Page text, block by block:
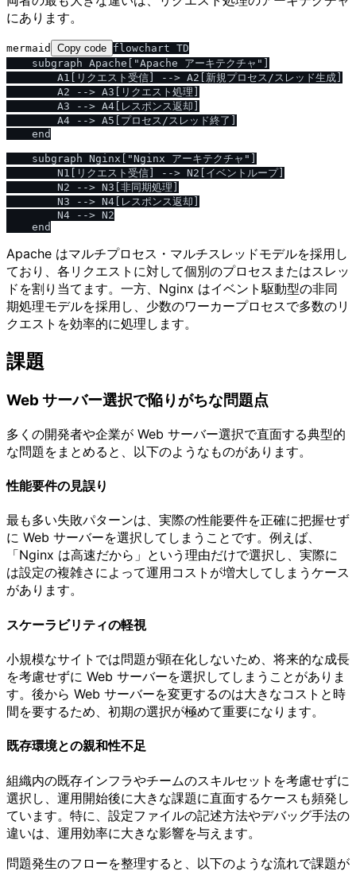
にあります。
mermaid Copy code flowchart TD
    subgraph Apache["Apache アーキテクチャ"]
        A1[リクエスト受信] --> A2[新規プロセス/スレッド生成]
        A2 --> A3[リクエスト処理]
        A3 --> A4[レスポンス返却]
        A4 --> A5[プロセス/スレッド終了]
    end
    subgraph Nginx["Nginx アーキテクチャ"]
        N1[リクエスト受信] --> N2[イベントループ]
        N2 --> N3[非同期処理]
        N3 --> N4[レスポンス返却]
        N4 --> N2
Apache はマルチプロセス・マルチスレッドモデルを採用し
ており、各リクエストに対して個別のプロセスまたはスレッ
ドを割り当てます。一方、Nginx はイベント駆動型の非同
期処理モデルを採用し、少数のワーカープロセスで多数のリ
クエストを効率的に処理します。
課題
Web サーバー選択で陥りがちな問題点
多くの開発者や企業が Web サーバー選択で直面する典型的
な問題をまとめると、以下のようなものがあります。
性能要件の見誤り
最も多い失敗パターンは、実際の性能要件を正確に把握せず
に Web サーバーを選択してしまうことです。例えば、
「Nginx は高速だから」という理由だけで選択し、実際に
は設定の複雑さによって運用コストが増大してしまうケース
があります。
スケーラビリティの軽視
小規模なサイトでは問題が顕在化しないため、将来的な成長
を考慮せずに Web サーバーを選択してしまうことがありま
す。後から Web サーバーを変更するのは大きなコストと時
間を要するため、初期の選択が極めて重要になります。
既存環境との親和性不足
組織内の既存インフラやチームのスキルセットを考慮せずに
選択し、運用開始後に大きな課題に直面するケースも頻発し
ています。特に、設定ファイルの記述方法やデバッグ手法の
違いは、運用効率に大きな影響を与えます。
問題発生のフローを整理すると、以下のような流れで課題が